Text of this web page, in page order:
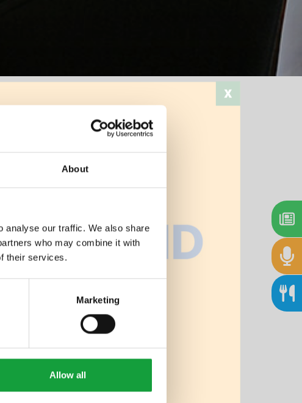
About
analyse our traffic. We also share
who may combine it with
their services.
Marketing
Allow all